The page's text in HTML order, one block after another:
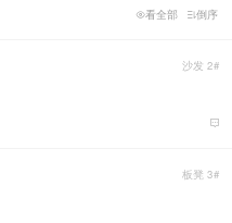
倒序
看全部
沙发 2#
板凳 3#